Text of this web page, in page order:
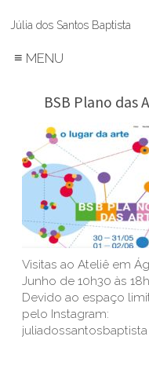
Júlia dos Santos Baptista
≡ MENU
BSB Plano das
Visitas ao Ateliê em
Junho de 10h30 às 18h
Devido ao espaço
pelo Instagram: